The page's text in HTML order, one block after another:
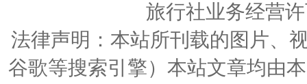
旅行社业务经营
法律声明：本站所刊载的图片、
谷歌等搜索引擎）本站文章均由